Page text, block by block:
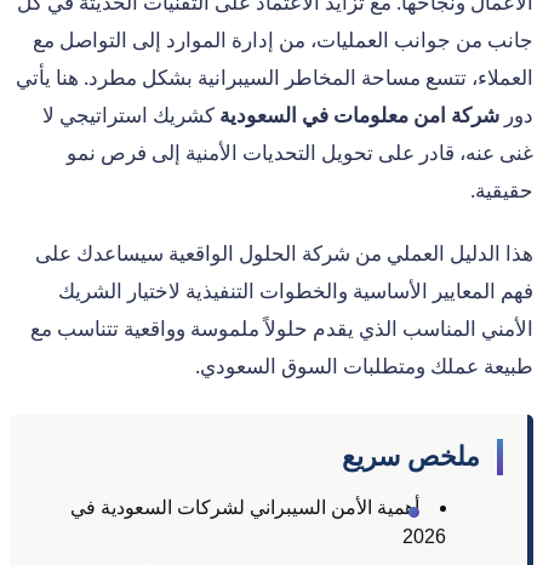
جانب من جوانب العمليات، من إدارة الموارد إلى التواصل مع
العملاء، تتسع مساحة المخاطر السيبرانية بشكل مطرد. هنا يأتي
دور شركة امن معلومات في السعودية كشريك استراتيجي لا
غنى عنه، قادر على تحويل التحديات الأمنية إلى فرص نمو
حقيقية.
هذا الدليل العملي من شركة الحلول الواقعية سيساعدك على
فهم المعايير الأساسية والخطوات التنفيذية لاختيار الشريك
الأمني المناسب الذي يقدم حلولاً ملموسة وواقعية تتناسب مع
طبيعة عملك ومتطلبات السوق السعودي.
ملخص سريع
أهمية الأمن السيبراني لشركات السعودية في
2026